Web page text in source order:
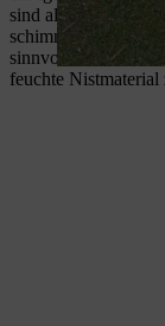
sind allerdings oft
schimmeln. Bevor
sinnvoll, den
feuchte Nistmaterial